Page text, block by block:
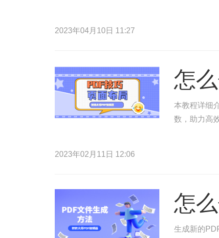
2023年04月10日 11:27
怎
本教程详细
数，助力高
2023年02月11日 12:06
怎
生成新的